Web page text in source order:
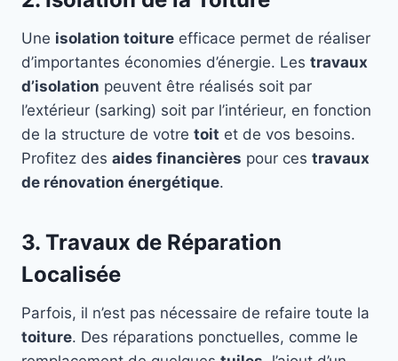
Une isolation toiture efficace permet de réaliser
d’importantes économies d’énergie. Les travaux
d’isolation peuvent être réalisés soit par
l’extérieur (sarking) soit par l’intérieur, en fonction
de la structure de votre toit et de vos besoins.
Profitez des aides financières pour ces travaux
de rénovation énergétique.
3. Travaux de Réparation
Localisée
Parfois, il n’est pas nécessaire de refaire toute la
toiture. Des réparations ponctuelles, comme le